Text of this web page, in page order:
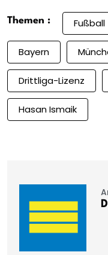
Themen : Fußball
Bayern
Drittliga-Lizenz
Hasan Ismaik